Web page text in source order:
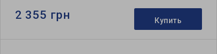
2 355 грн Купить